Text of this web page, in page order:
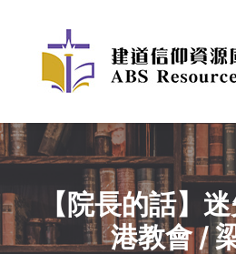
【院長的話】
港教會 /